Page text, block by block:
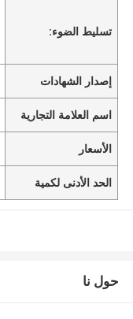
تسليط الضوء:
إصدار الشهادات
اسم العلامة التجارية
الأسعار
الحد الأدنى لكمية
حول نا